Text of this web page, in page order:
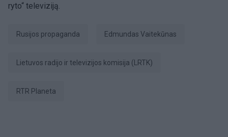
ryto“ televiziją.
Rusijos propaganda Edmundas Vaitekūnas
Lietuvos radijo ir televizijos komisija (LRTK)
RTR Planeta